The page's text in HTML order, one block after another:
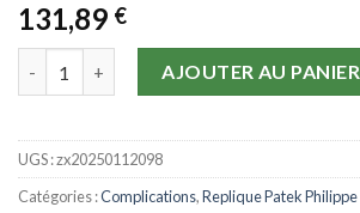
131,89 €
AJOUTER AU PANIER
UGS :zx20250112098
Catégories :Complications,Replique Patek Philippe